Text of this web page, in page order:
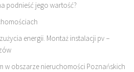
podnieść jego wartość?
energii. Montaż instalacji pv –
w obszarze nieruchomości Poznańskich